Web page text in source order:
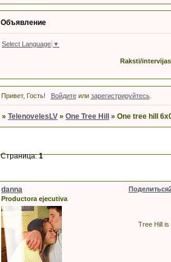
Объявление
Select Language ▼
Raksti/
Привет, Гость! Войдитеили зарегистрируйтесь.
»TelenovelesLV »One Tree Hill »One tree hill
Страница:1
Поделиться
danna
Productora ejecutiva
Tree Hill